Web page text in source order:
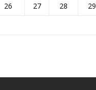
26 27 28 29